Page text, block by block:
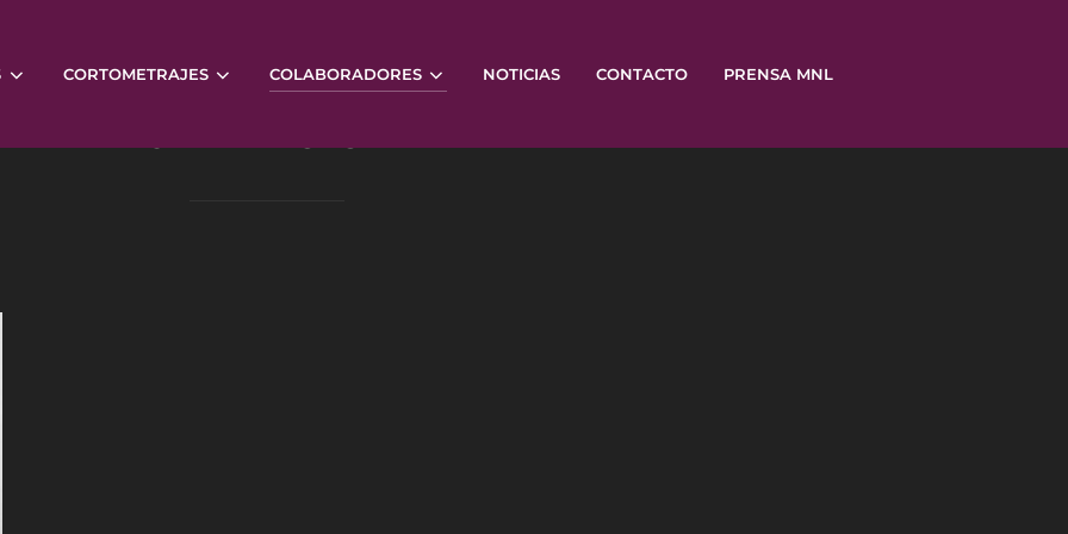
CORTOMETRAJES COLABORADORES NOTICIAS CONTACTO PRENSA MNL